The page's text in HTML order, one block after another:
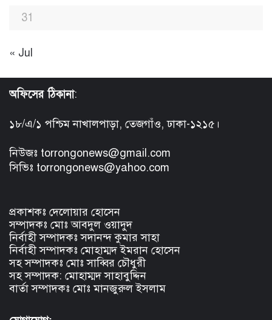
31
« Jul
অফিসের ঠিকানা:
১৮/এ/১ পশ্চিম নাখালপাড়া, তেজগাঁও, ঢাকা-১২১৫।
নিউজঃ torrongonews@gmail.com
সিভিঃ torrongonews@yahoo.com
প্রকাশকঃ দেলোয়ার হোসেন
সম্পাদকঃ মোঃ আবদুল ওয়াদুদ
নির্বাহী সম্পাদকঃ সদানন্দ কুমার সাহা
নির্বাহী সম্পাদকঃ মোহাম্মদ ইমরান হোসেন
সহ সম্পাদকঃ মোঃ সাব্বির চৌধুরী
সহ সম্পাদক: মোহাম্মদ সাহাবুদ্দিন
বার্তা সম্পাদকঃ মোঃ মানজুরুল ইসলাম